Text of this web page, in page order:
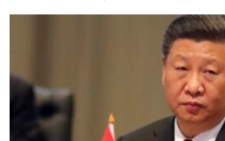
chính
Đi
TỰ DO BÁO CHÍ
VẠCH TRẦN TIN GIẢ
CHUYÊN ĐỀ
CHIẾN TRANH THƯƠNG MẠI CỦA
TẠI
HỌC TIẾNG ANH